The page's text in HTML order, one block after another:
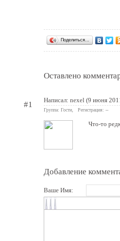
Поделиться…
Оставлено
#1 Написал: nexel (9 июня
Группа: Гости, Регистрация: --
Что-то
Добавление
Ваше Имя: